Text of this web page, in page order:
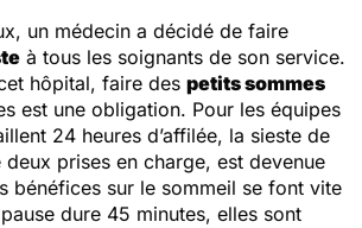
un médecin a décidé de faire
à tous les soignants de son service.
hôpital, faire des petits sommes
est une obligation. Pour les équipes
24 heures d’affilée, la sieste de
deux prises en charge, est devenue
bénéfices sur le sommeil se font vite
dure 45 minutes, elles sont